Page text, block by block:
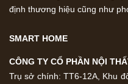
định thương hiệu cũng như
SMART HOME
CÔNG TY CỔ PHẦN NỘI
Trụ sở chính: TT6-12A, Khu